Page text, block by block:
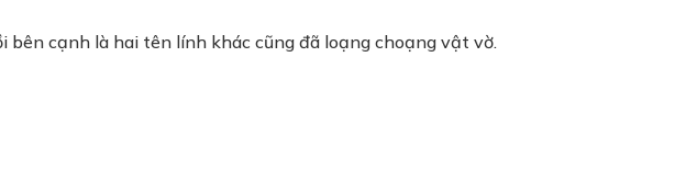
bên cạnh là hai tên lính khác cũng đã loạng choạng vật vờ.